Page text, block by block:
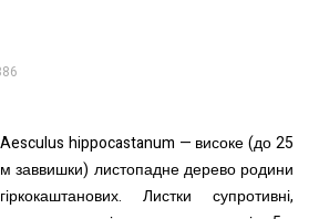
Aesculus hippocastanum — високе (до 25
м заввишки) листопадне дерево родини
гіркокаштанових. Листки супротивні,